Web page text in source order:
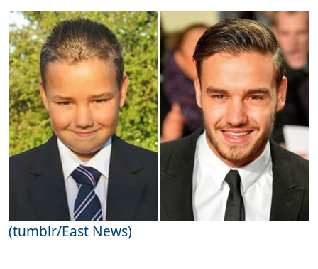
(tumblr/East News)